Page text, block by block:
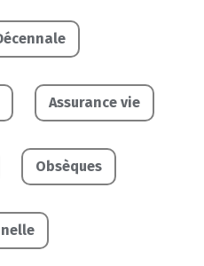
Assurance vie
Obsèques